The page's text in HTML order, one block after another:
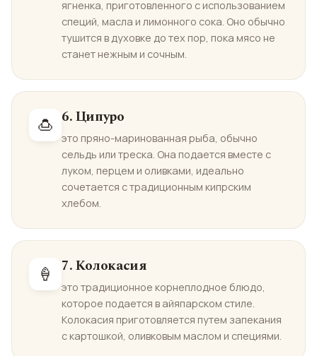
ягненка, приготовленного с использованием
специй, масла и лимонного сока. Оно обычно
тушится в духовке до тех пор, пока мясо не
станет нежным и сочным.
🍮 6. Ципуро
это пряно-маринованная рыба, обычно
сельдь или треска. Она подается вместе с
луком, перцем и оливками, идеально
сочетается с традиционным кипрским
хлебом.
🍦 7. Колокасия
это традиционное корнеплодное блюдо,
которое подается в айяпарском стиле.
Колокасия приготовляется путем запекания
с картошкой, оливковым маслом и специями.